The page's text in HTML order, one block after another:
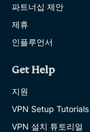
파트너십 제안
제휴
인플루언서
Get Help
지원
VPN Setup Tutorials
VPN 설치 튜토리얼